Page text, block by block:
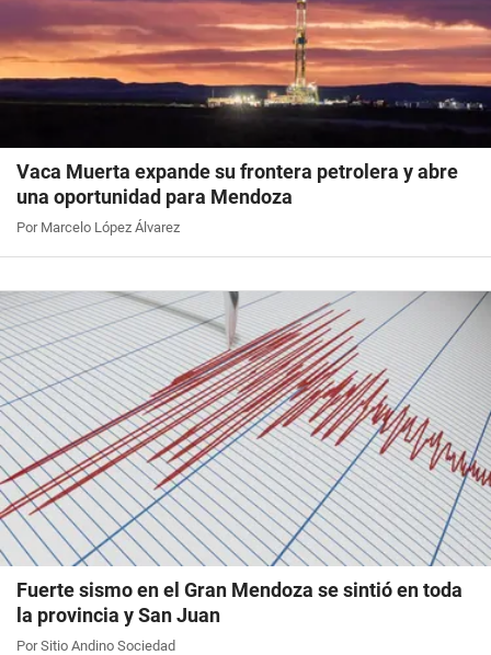
Vaca Muerta expande su frontera petrolera y abre
una oportunidad para Mendoza
Por Marcelo López Álvarez
Fuerte sismo en el Gran Mendoza se sintió en toda
la provincia y San Juan
Por Sitio Andino Sociedad